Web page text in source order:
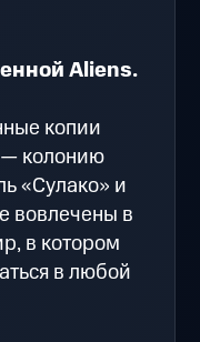
Aliens.
копии
колонию
«Сулако» и
вовлечены в
в котором
в любой